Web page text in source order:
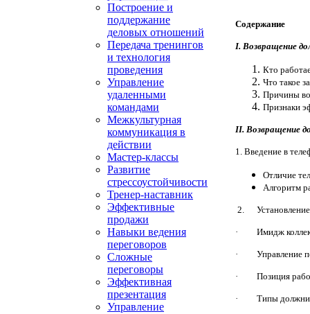
Построение и
поддержание
деловых отношений
Передача тренингов
и технология
проведения
Управление
удаленными
командами
Межкультурная
коммуникация в
действии
Мастер-классы
Развитие
стрессоустойчивости
Тренер-наставник
Эффективные
продажи
Навыки ведения
переговоров
Сложные
переговоры
Эффективная
презентация
Управление
Содержание
I. Возвращение
Кто
Что такое
Причины
Признаки
II. Возвращение
1. Введение в
Отличие
Алгоритм
2. Установление
· Имидж
· Управление
· Позиция
· Типы